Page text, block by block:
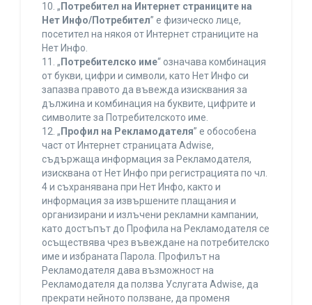
10. „ Потребител на Интернет страниците на
Нет Инфо/Потребител” е физическо лице,
посетител на някоя от Интернет страниците на
Нет Инфо.
11. „ Потребителско име“ означава комбинация
от букви, цифри и символи, като Нет Инфо си
запазва правото да въвежда изисквания за
дължина и комбинация на буквите, цифрите и
символите за Потребителското име.
12. „ Профил на Рекламодателя” е обособена
част от Интернет страницата Adwise,
съдържаща информация за Рекламодателя,
изисквана от Нет Инфо при регистрацията по чл.
4 и съхранявана при Нет Инфо, както и
информация за извършените плащания и
организирани и излъчени рекламни кампании,
като достъпът до Профила на Рекламодателя се
осъществява чрез въвеждане на потребителско
име и избраната Парола. Профилът на
Рекламодателя дава възможност на
Рекламодателя да ползва Услугата Adwise, да
прекрати нейното ползване, да променя